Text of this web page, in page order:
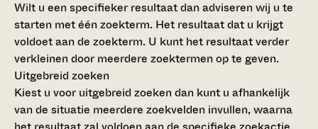
Wilt u een specifieker resultaat dan adviseren wij u te
starten met één zoekterm. Het resultaat dat u krijgt
voldoet aan de zoekterm. U kunt het resultaat verder
verkleinen door meerdere zoektermen op te geven.
Uitgebreid zoeken
Kiest u voor uitgebreid zoeken dan kunt u afhankelijk
van de situatie meerdere zoekvelden invullen, waarna